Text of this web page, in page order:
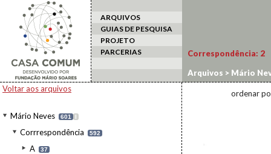
ARQUIVOS
GUIAS DE PESQUISA
PROJETO
PARCERIAS
Voltar aos arquivos
Mário Neves 601 I
Corrrespondência 592
A 37
Correspondência: 2
Arquivos > Mário
ordenar